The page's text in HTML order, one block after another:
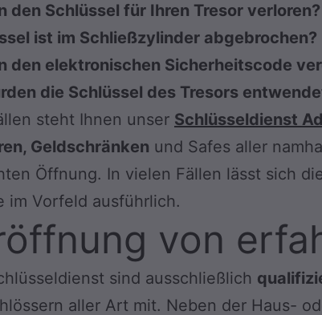
den Schlüssel für Ihren Tresor verloren?
ist im Schließzylinder abgebrochen?
den elektronischen Sicherheitscode
die Schlüssel des Tresors
steht Ihnen unser Schlüsseldienst
Geldschränken und Safes aller
Öffnung. In vielen Fällen lässt sich
im Vorfeld ausführlich.
von
sind ausschließlich
aller Art mit. Neben der Haus-